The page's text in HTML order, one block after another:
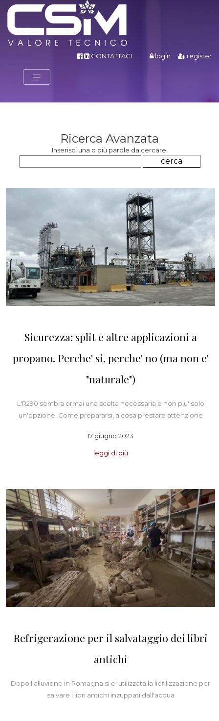
CONTATTACI login register
Ricerca Avanzata
Inserisci una o più parole da cercare:
Sicurezza: split e altre applicazioni a
propano. Perche' si, perche' no (ma non e'
"naturale")
L'R290 sembra ormai una scelta necessaria e non piu' solo
un'opzione. Come prepararsi, a cosa prestare attenzione
17 giugno 2023
leggi di più
Refrigerazione per il salvataggio dei libri
antichi
Dopo l'alluvione in Romagna si e' utilizzata la liofilizzazione per
salvare i libri antichi inzuppati dall'acqua